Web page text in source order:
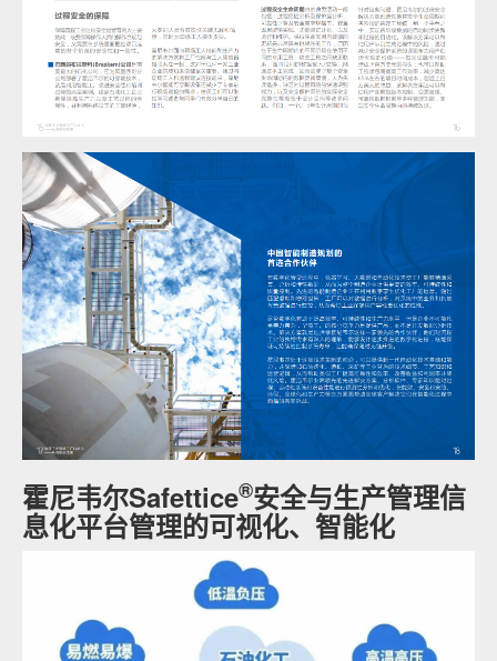
霍尼韦尔Safettice®安全与生产管理信
息化平台管理的可视化、智能化